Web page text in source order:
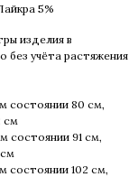
5%
изделия в
без учёта растяжения
состоянии 80 см,
см
состоянии 91 см,
состоянии 102 см,